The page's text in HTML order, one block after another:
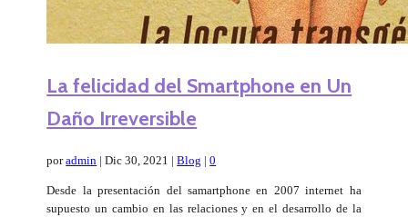
La felicidad del Smartphone en Un
Daño Irreversible
poradmin |Dic 30, 2021 |Blog |0
Desde la presentación del samartphone en 2007 internet ha
supuesto un cambio en las relaciones y en el desarrollo de la